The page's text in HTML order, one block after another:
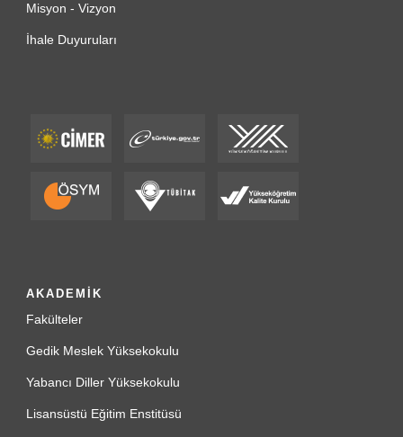
Misyon - Vizyon
İhale Duyuruları
AKADEMİK
Fakülteler
Gedik Meslek Yüksekokulu
Yabancı Diller Yüksekokulu
Lisansüstü Eğitim Enstitüsü